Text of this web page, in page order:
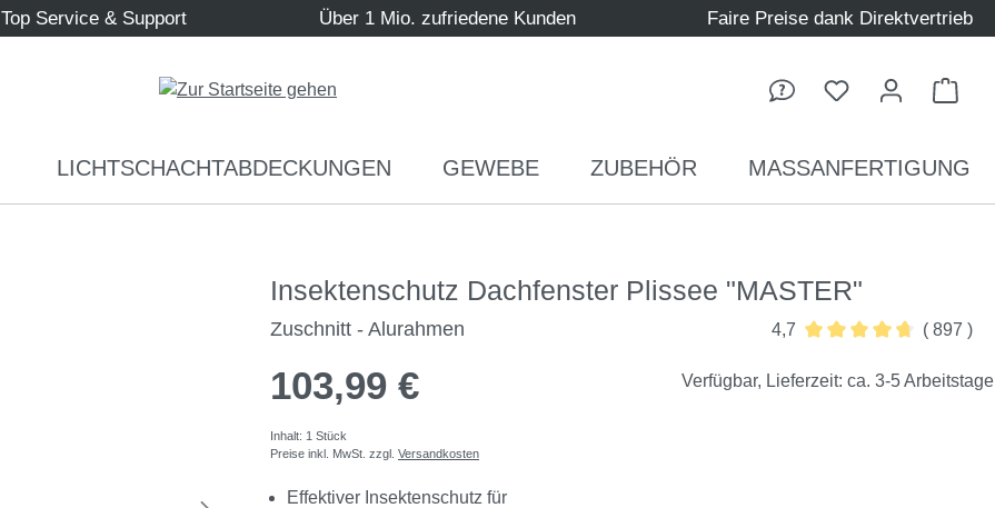
Top Service & Support Über 1 Mio. zufriedene Kunden Faire Preise dank Direktvertrieb
LICHTSCHACHTABDECKUNGEN GEWEBE ZUBEHÖR MASSANFERTIGUNG
Insektenschutz Dachfenster Plissee "MASTER"
Zuschnitt - Alurahmen
4,7
( 897 )
103,99 €
Inhalt: 1 Stück
Preise inkl. MwSt. zzgl. Versandkosten
Effektiver Insektenschutz für
Verfügbar, Lieferzeit: ca. 3-5 Arbeitstage